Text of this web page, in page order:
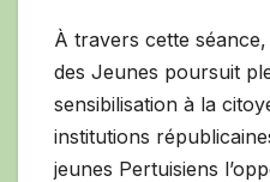
À travers cette
des Jeunes poursuit
sensibilisation à la
institutions
jeunes Pertuisiens